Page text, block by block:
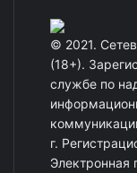
© 2021.
(18+).
службе по
г.
Электронная